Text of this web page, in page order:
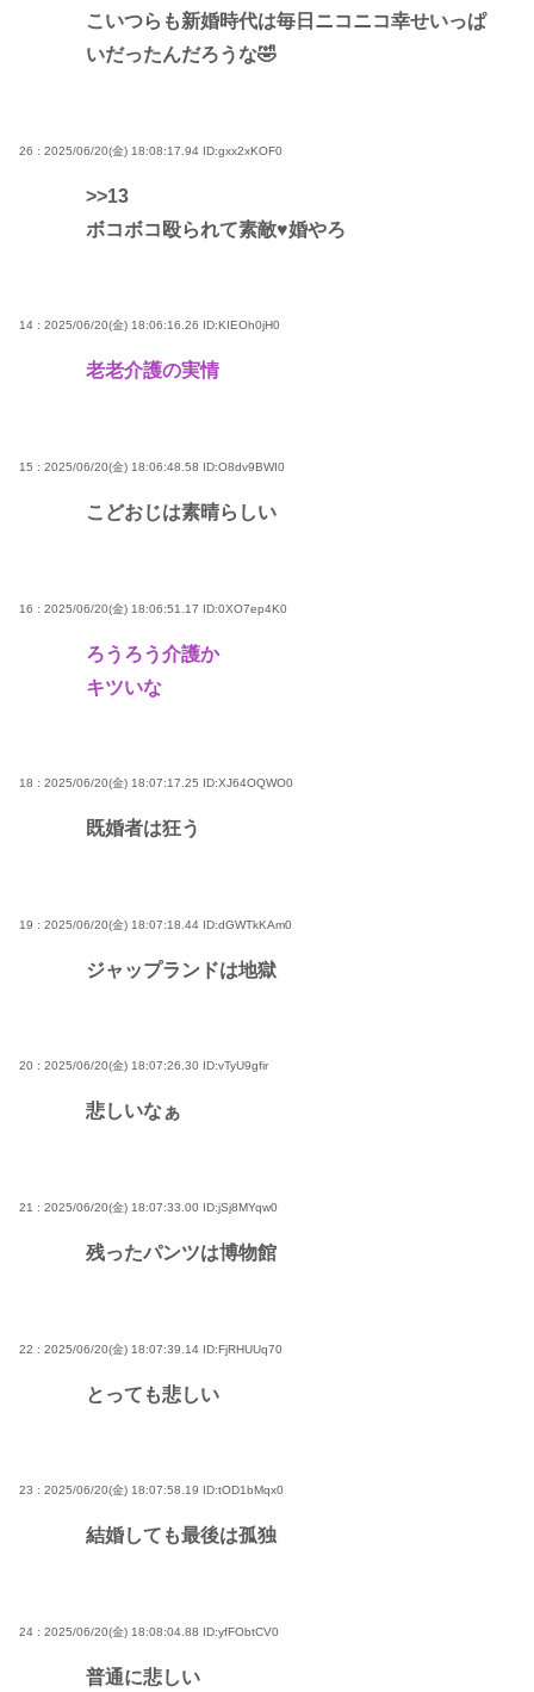
こいつらも新婚時代は毎日ニコニコ幸せいっぱ
いだったんだろうな🤣
26 : 2025/06/20(金) 18:08:17.94 ID:gxx2xKOF0
>>13
ボコボコ殴られて素敵♥婚やろ
14 : 2025/06/20(金) 18:06:16.26 ID:KIEOh0jH0
老老介護の実情
15 : 2025/06/20(金) 18:06:48.58 ID:O8dv9BWI0
こどおじは素晴らしい
16 : 2025/06/20(金) 18:06:51.17 ID:0XO7ep4K0
ろうろう介護か
キツいな
18 : 2025/06/20(金) 18:07:17.25 ID:XJ64OQWO0
既婚者は狂う
19 : 2025/06/20(金) 18:07:18.44 ID:dGWTkKAm0
ジャップランドは地獄
20 : 2025/06/20(金) 18:07:26.30 ID:vTyU9gfir
悲しいなぁ
21 : 2025/06/20(金) 18:07:33.00 ID:jSj8MYqw0
残ったパンツは博物館
22 : 2025/06/20(金) 18:07:39.14 ID:FjRHUUq70
とっても悲しい
23 : 2025/06/20(金) 18:07:58.19 ID:tOD1bMqx0
結婚しても最後は孤独
24 : 2025/06/20(金) 18:08:04.88 ID:yfFObtCV0
普通に悲しい